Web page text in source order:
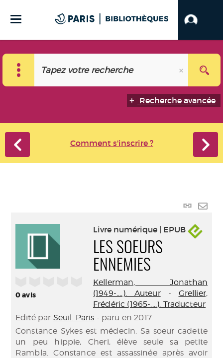
Recherche avancée
Comment s'inscrire ?
Lien
0avis
Livre numérique | EPUB
LES SOEURS
ENNEMIES
Kellerman, Jonathan
(1949-....). Auteur- Grellier,
Frédéric (1965-....). Traducteur
Edité par Seuil. Paris - paru en 2017
Constance Sykes est médecin. Sa soeur cadette
un peu hippie, Cheri, élève seule sa petite
Rambla. Constance est assassinée après avoir